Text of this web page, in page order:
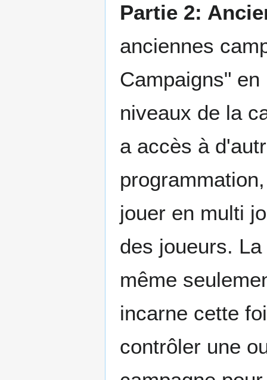
Partie 2:
anciennes
Campaigns"
niveaux de la
a accès à
jouer en multi
des joueurs.
même
incarne cette
contrôler une